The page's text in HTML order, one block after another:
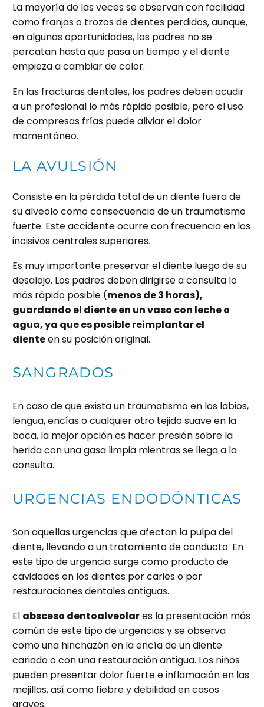
La mayoría de las veces se observan con facilidad
como franjas o trozos de dientes perdidos, aunque,
en algunas oportunidades, los padres no se
percatan hasta que pasa un tiempo y el diente
empieza a cambiar de color.
En las fracturas dentales, los padres deben acudir
a un profesional lo más rápido posible, pero el uso
de compresas frías puede aliviar el dolor
momentáneo.
LA AVULSIÓN
Consiste en la pérdida total de un diente fuera de
su alveolo como consecuencia de un traumatismo
fuerte. Este accidente ocurre con frecuencia en los
incisivos centrales superiores.
Es muy importante preservar el diente luego de su
desalojo. Los padres deben dirigirse a consulta lo
más rápido posible (menos de 3 horas),
guardando el diente en un vaso con leche o
agua, ya que es posible reimplantar el
dienteen su posición original.
SANGRADOS
En caso de que exista un traumatismo en los labios,
lengua, encías o cualquier otro tejido suave en la
boca, la mejor opción es hacer presión sobre la
herida con una gasa limpia mientras se llega a la
consulta.
URGENCIAS ENDODÓNTICAS
Son aquellas urgencias que afectan la pulpa del
diente, llevando a un tratamiento de conducto. En
este tipo de urgencia surge como producto de
cavidades en los dientes por caries o por
restauraciones dentales antiguas.
El absceso dentoalveolares la presentación más
común de este tipo de urgencias y se observa
como una hinchazón en la encía de un diente
cariado o con una restauración antigua. Los niños
pueden presentar dolor fuerte e inflamación en las
mejillas, así como fiebre y debilidad en casos